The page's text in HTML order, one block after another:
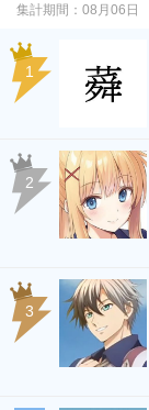
集計期間： 08月06日
1
2
3